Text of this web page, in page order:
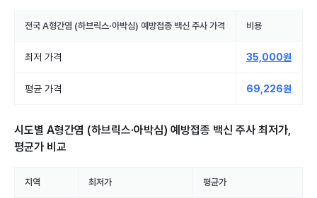
전국 A형간염 (하브릭스·아박심) 예방접종 백신 주사 가격 비용
최저 가격 35,000원
평균 가격 69,226원
시도별 A형간염 (하브릭스·아박심) 예방접종 백신 주사 최저가,
평균가 비교
지역 최저가 평균가